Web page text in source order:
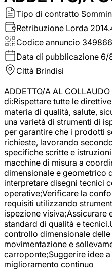
Tipo di contratto
Retribuzione Lorda
Codice annuncio 349866
Data di pubblicazione 6/
Città Brindisi
ADDETTO/A AL
di:Rispettare tutte le
materia di qualità, salute,
una varietà di strumenti di
per garantire che i prodotti
richieste, lavorando
specifiche scritte e
macchine di misura a
dimensionale e geometrico
interpretare disegni tecnici
operative;Verificare la
requisiti utilizzando
ispezione visiva;Assicurare
standard di qualità e
controllo dimensionale
movimentazione e
carroponte;Suggerire idee
miglioramento continuo